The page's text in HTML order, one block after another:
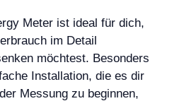
Meter ist ideal für dich,
im Detail
möchtest. Besonders
Installation, die es dir
Messung zu beginnen,